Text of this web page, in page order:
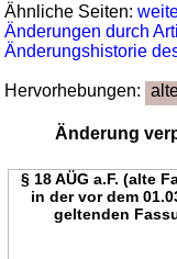
Ähnliche Seiten:
Änderungen durch
Änderungshistorie
Hervorhebungen:
Änderung
§ 18 AÜG a.F. (alte
in der vor dem
geltenden